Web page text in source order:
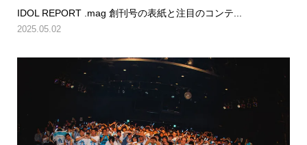
IDOL REPORT .mag 創刊号の表紙と注目のコンテ...
2025.05.02